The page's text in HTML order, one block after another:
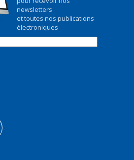
newsletters
et toutes nos publications
électroniques